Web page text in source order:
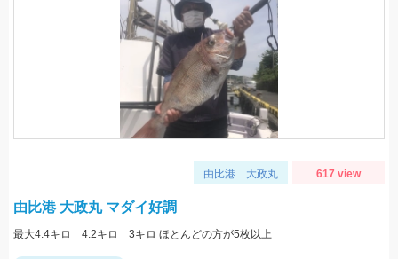
由比港 大政丸 617 view
由比港 大政丸 マダイ好調
最大4.4キロ 4.2キロ 3キロ ほとんどの方が5枚以上